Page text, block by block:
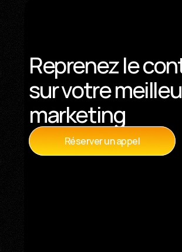
Reprenez le
sur votre
marketing
Réserver un appel